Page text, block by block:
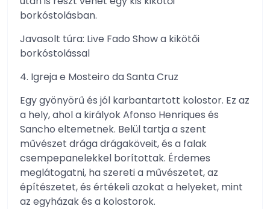
borkóstolásban.
Javasolt túra: Live Fado Show a kikötői
borkóstolással
4. Igreja e Mosteiro da Santa Cruz
Egy gyönyörű és jól karbantartott kolostor. Ez az
a hely, ahol a királyok Afonso Henriques és
Sancho eltemetnek. Belül tartja a szent
művészet drága drágaköveit, és a falak
csempepanelekkel borítottak. Érdemes
meglátogatni, ha szereti a művészetet, az
építészetet, és értékeli azokat a helyeket, mint
az egyházak és a kolostorok.